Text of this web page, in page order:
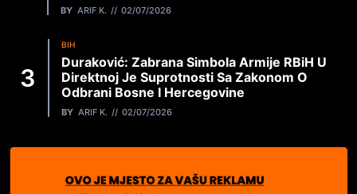
BY ARIF K. 02/07/2026
BIH
Duraković: Zabrana Simbola Armije RBiH U
Direktnoj Je Suprotnosti Sa Zakonom O
Odbrani Bosne I Hercegovine
BY ARIF K. 02/07/2026